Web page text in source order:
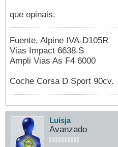
que opinais.
Fuente, Alpine IVA-D105R
Vias Impact 6638.S
Ampli Vias As F4 6000
Coche Corsa D Sport 90cv.
Luisja
Avanzado